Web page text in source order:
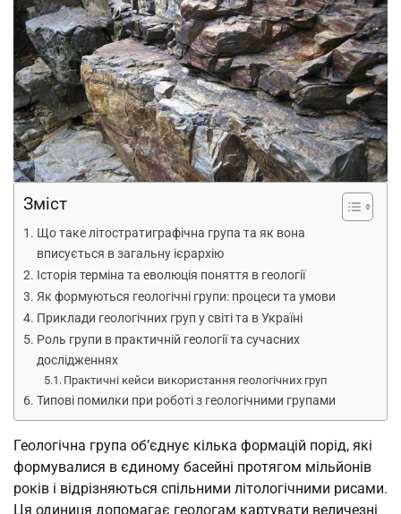
Зміст
Що таке літостратиграфічна група та як вона
вписується в загальну ієрархію
Історія терміна та еволюція поняття в геології
Як формуються геологічні групи: процеси та умови
Приклади геологічних груп у світі та в Україні
Роль групи в практичній геології та сучасних
дослідженнях
Практичні кейси використання геологічних груп
Типові помилки при роботі з геологічними групами
Геологічна група об’єднує кілька формацій порід, які
формувалися в єдиному басейні протягом мільйонів
років і відрізняються спільними літологічними рисами.
Ця одиниця допомагає геологам картувати величезні